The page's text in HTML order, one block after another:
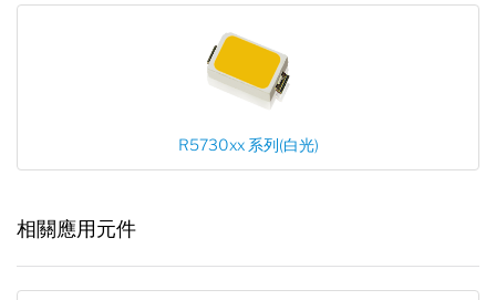
R5730xx 系列(白光)
相關應用元件